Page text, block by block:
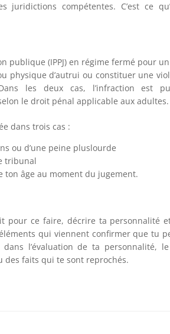
compétentes. C’est ce
publique (IPPJ) en régime fermé pour
physique d’autrui ou constituer une
les deux cas, l’infraction est
le droit pénal applicable aux adultes.
dans trois cas :
ou d’une peine pluslourde
tribunal
ton âge au moment du jugement.
pour ce faire, décrire ta personnalité
qui viennent confirmer que tu
l’évaluation de ta personnalité,
faits qui te sont reprochés.